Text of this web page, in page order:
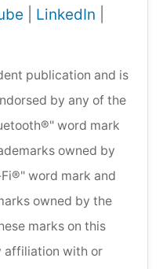
LinkedIn
publication and is
by any of the
word mark
owned by
word mark and
owned by the
marks on this
affiliation with or